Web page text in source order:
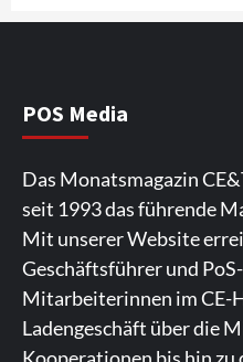
5
6
CHERRY baut
strategisch
7
Smart Living Top
Verbraucher
Klimageräte
POS Media
Das Monatsmagazin
seit 1993 das führende
Mit unserer Website
Geschäftsführer und
Mitarbeiterinnen im CE-
Ladengeschäft über die